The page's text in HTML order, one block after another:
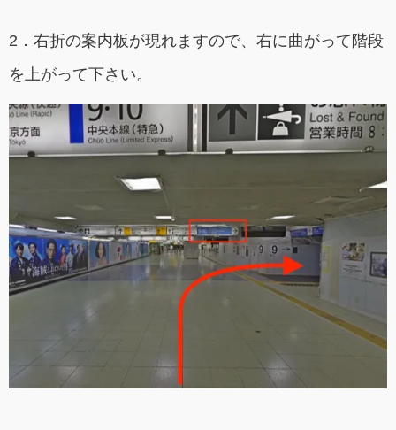
2．右折の案内板が現れますので、右に曲がって階段
を上がって下さい。